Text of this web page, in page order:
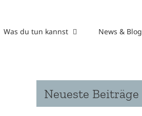
Was du tun kannst News & Blog
Neueste Beiträge